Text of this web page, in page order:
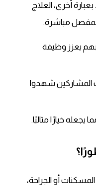
أخرى، العلاج
مباشرة.
يعزز وظيفة
المشاركين شهدوا
يجعله خيارًا مثاليًا.
أو الجراحة،